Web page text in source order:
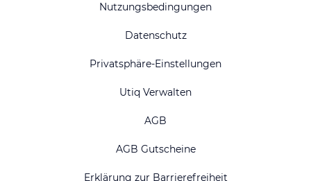
Nutzungsbedingungen
Datenschutz
Privatsphäre-Einstellungen
Utiq Verwalten
AGB
AGB Gutscheine
Erklärung zur Barrierefreiheit